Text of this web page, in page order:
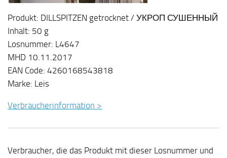
Produkt: DILLSPITZEN getrocknet / УКРОП СУШЕННЫЙ
Inhalt: 50 g
Losnummer: L4647
MHD 10.11.2017
EAN Code: 4260168543818
Marke: Leis
Verbraucherinformation >
Verbraucher, die das Produkt mit dieser Losnummer und